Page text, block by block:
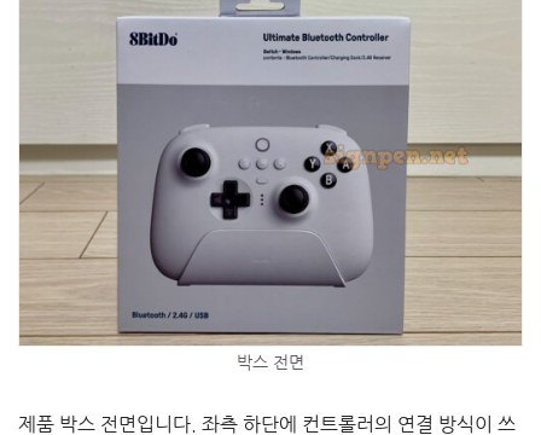
박스 전면
제품 박스 전면입니다. 좌측 하단에 컨트롤러의 연결 방식이 쓰